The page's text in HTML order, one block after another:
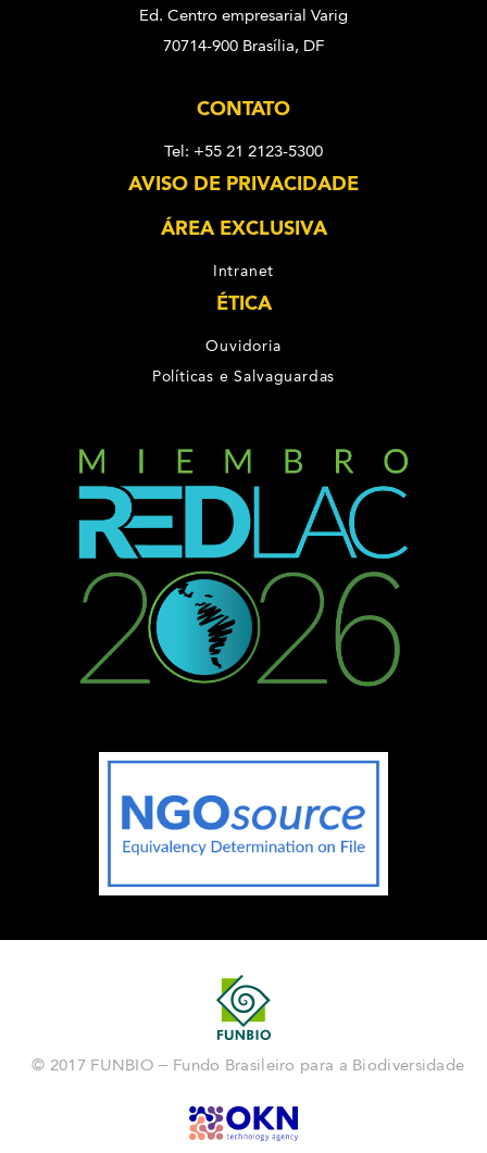
Ed. Centro empresarial Varig
70714-900 Brasília, DF
CONTATO
Tel: +55 21 2123-5300
AVISO DE PRIVACIDADE
ÁREA EXCLUSIVA
Intranet
ÉTICA
Ouvidoria
Políticas e Salvaguardas
© 2017 FUNBIO – Fundo Brasileiro para a Biodiversidade